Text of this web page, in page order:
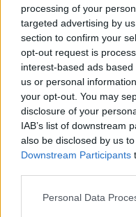
processing of your
targeted advertising by
section to confirm your
opt-out request is
interest-based ads
us or personal
your opt-out. You may
disclosure of your
IAB’s list of downstream
also be disclosed by us
Downstream Participants
Please note that this
Personal Data
KULTÚRA